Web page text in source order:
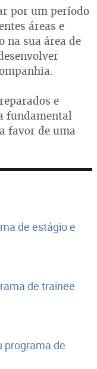
por um período
áreas e
na sua área de
e
fundamental
favor de uma
de estágio e
de trainee
programa de